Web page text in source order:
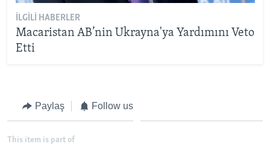
İLGILI HABERLER
Macaristan AB’nin Ukrayna'ya Yardımını Veto
Etti
Paylaş Follow us
This item is part of